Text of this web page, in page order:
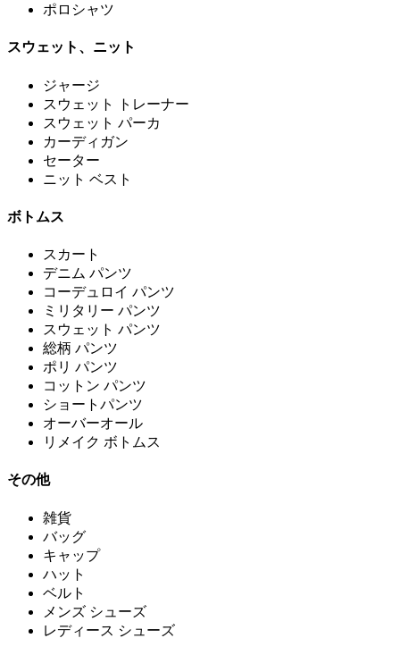
ポロシャツ
スウェット、ニット
ジャージ
スウェット トレーナー
スウェット パーカ
カーディガン
セーター
ニット ベスト
ボトムス
スカート
デニム パンツ
コーデュロイ パンツ
ミリタリー パンツ
スウェット パンツ
総柄 パンツ
ポリ パンツ
コットン パンツ
ショートパンツ
オーバーオール
リメイク ボトムス
その他
雑貨
バッグ
キャップ
ハット
ベルト
メンズ シューズ
レディース シューズ